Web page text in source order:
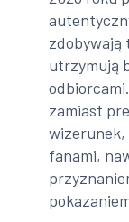
zdobywają
utrzymują
zamiast
wizerunek,
fanami,